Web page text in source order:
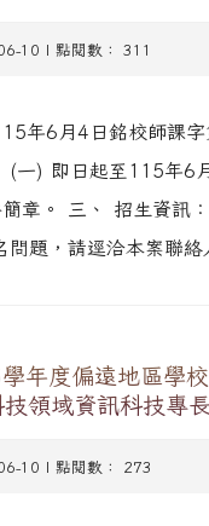
10 | 點閱數： 311
年6月4日銘校師課
(一) 即日起至115年6
簡章。 三、 招生資
問題，請逕洽本案聯
年度偏遠地區學
領域資訊科技專長
10 | 點閱數： 273